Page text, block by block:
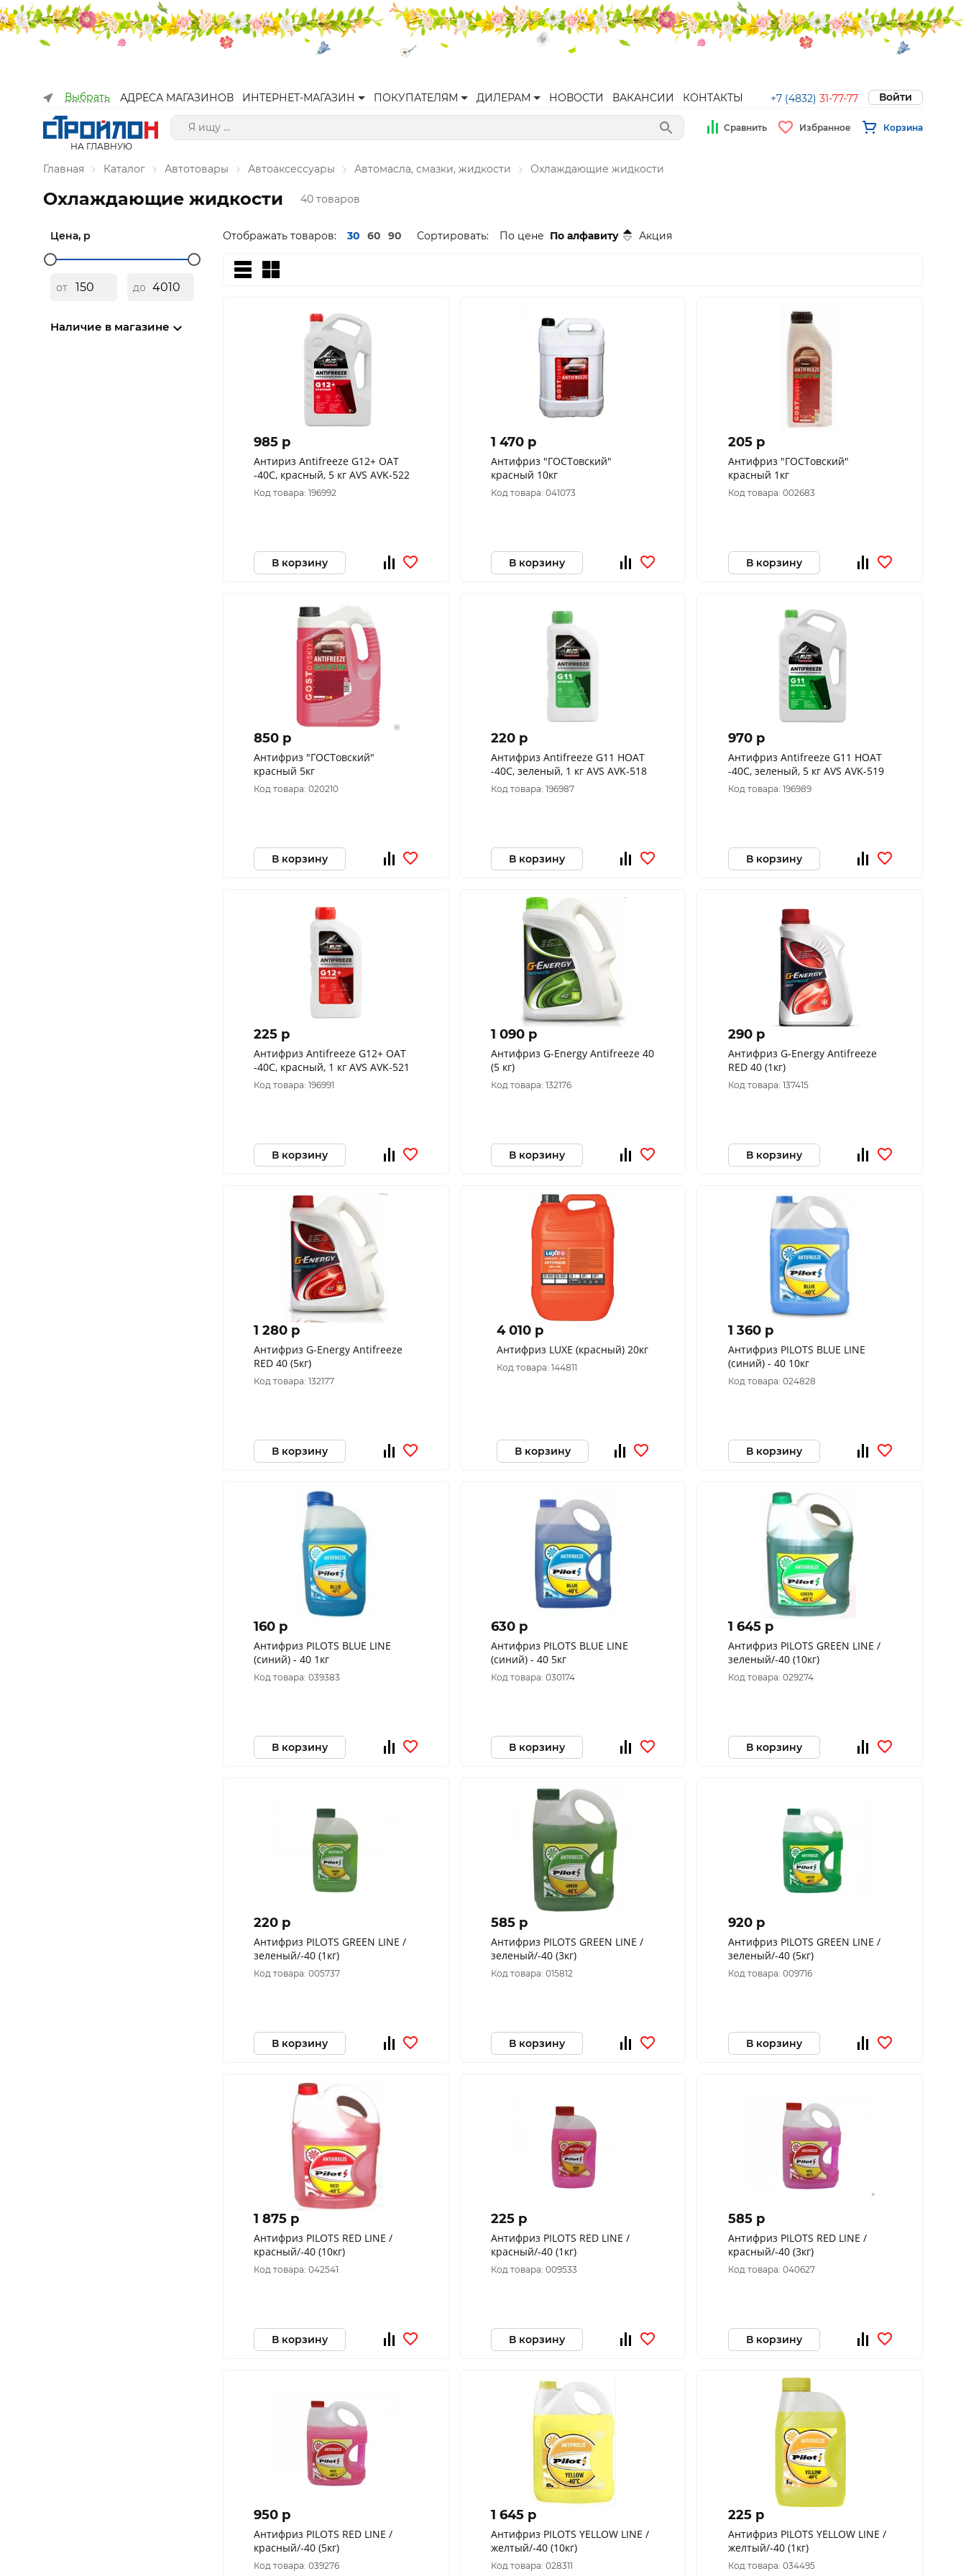
Выбрать АДРЕСА МАГАЗИНОВ ИНТЕРНЕТ-МАГАЗИН ПОКУПАТЕЛЯМ ДИЛЕРАМ НОВОСТИ ВАКАНСИИ КОНТАКТЫ +7 (4832) 31-77-77 Войти
НА ГЛАВНУЮ
Сравнить Избранное Корзина
Главная Каталог Автотовары Автоаксессуары Автомасла, смазки, жидкости Охлаждающие жидкости
Охлаждающие жидкости 40 товаров
Цена, р
от до
Наличие в магазине
Отображать товаров: 30 60 90 Сортировать: По цене По алфавиту Акция
985 p
Антириз Antifreeze G12+ OAT
-40С, красный, 5 кг AVS AVK-522
Код товара: 196992
В корзину
1 470 p
Антифриз "ГОСТовский"
красный 10кг
Код товара: 041073
В корзину
205 p
Антифриз "ГОСТовский"
красный 1кг
Код товара: 002683
В корзину
850 p
Антифриз "ГОСТовский"
красный 5кг
Код товара: 020210
В корзину
220 p
Антифриз Antifreeze G11 HOAT
-40C, зеленый, 1 кг AVS AVK-518
Код товара: 196987
В корзину
970 p
Антифриз Antifreeze G11 HOAT
-40C, зеленый, 5 кг AVS AVK-519
Код товара: 196989
В корзину
225 p
Антифриз Antifreeze G12+ OAT
-40С, красный, 1 кг AVS AVK-521
Код товара: 196991
В корзину
1 090 p
Антифриз G-Energy Antifreeze 40
(5 кг)
Код товара: 132176
В корзину
290 p
Антифриз G-Energy Antifreeze
RED 40 (1кг)
Код товара: 137415
В корзину
1 280 p
Антифриз G-Energy Antifreeze
RED 40 (5кг)
Код товара: 132177
В корзину
4 010 p
Антифриз LUXE (красный) 20кг
Код товара: 144811
В корзину
1 360 p
Антифриз PILOTS BLUE LINE
(синий) - 40 10кг
Код товара: 024828
В корзину
160 p
Антифриз PILOTS BLUE LINE
(синий) - 40 1кг
Код товара: 039383
В корзину
630 p
Антифриз PILOTS BLUE LINE
(синий) - 40 5кг
Код товара: 030174
В корзину
1 645 p
Антифриз PILOTS GREEN LINE /
зеленый/-40 (10кг)
Код товара: 029274
В корзину
220 p
Антифриз PILOTS GREEN LINE /
зеленый/-40 (1кг)
Код товара: 005737
В корзину
585 p
Антифриз PILOTS GREEN LINE /
зеленый/-40 (3кг)
Код товара: 015812
В корзину
920 p
Антифриз PILOTS GREEN LINE /
зеленый/-40 (5кг)
Код товара: 009716
В корзину
1 875 p
Антифриз PILOTS RED LINE /
красный/-40 (10кг)
Код товара: 042541
В корзину
225 p
Антифриз PILOTS RED LINE /
красный/-40 (1кг)
Код товара: 009533
В корзину
585 p
Антифриз PILOTS RED LINE /
красный/-40 (3кг)
Код товара: 040627
В корзину
950 p
Антифриз PILOTS RED LINE /
красный/-40 (5кг)
Код товара: 039276
1 645 p
Антифриз PILOTS YELLOW LINE /
желтый/-40 (10кг)
Код товара: 028311
225 p
Антифриз PILOTS YELLOW LINE /
желтый/-40 (1кг)
Код товара: 034495